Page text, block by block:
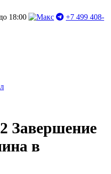
18:00
+7 499 408-
Завершение
в